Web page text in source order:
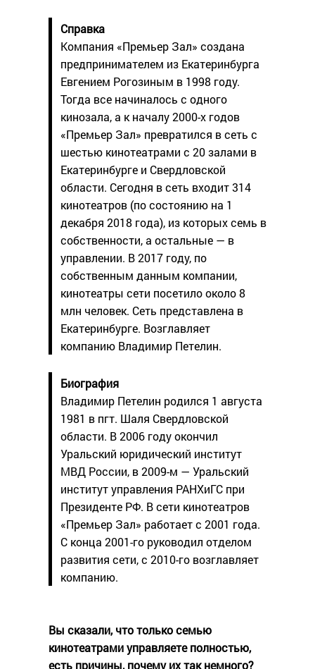
Справка
Компания «Премьер Зал» создана
предпринимателем из Екатеринбурга
Евгением Рогозиным в 1998 году.
Тогда все начиналось с одного
кинозала, а к началу 2000-х годов
«Премьер Зал» превратился в сеть с
шестью кинотеатрами c 20 залами в
Екатеринбурге и Свердловской
области. Сегодня в сеть входит 314
кинотеатров (по состоянию на 1
декабря 2018 года), из которых семь в
собственности, а остальные — в
управлении. В 2017 году, по
собственным данным компании,
кинотеатры сети посетило около 8
млн человек. Сеть представлена в
Екатеринбурге. Возглавляет
компанию Владимир Петелин.
Биография
Владимир Петелин родился 1 августа
1981 в пгт. Шаля Свердловской
области. В 2006 году окончил
Уральский юридический институт
МВД России, в 2009-м — Уральский
институт управления РАНХиГС при
Президенте РФ. В сети кинотеатров
«Премьер Зал» работает с 2001 года.
С конца 2001-го руководил отделом
развития сети, с 2010-го возглавляет
компанию.
Вы сказали, что только семью
кинотеатрами управляете полностью,
есть причины, почему их так немного?